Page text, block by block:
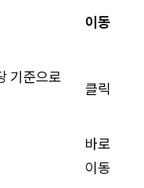
이동
기준으로
클릭
바로
이동